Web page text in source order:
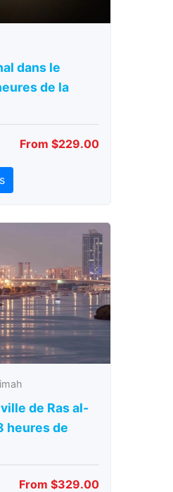
dans le
de la
From $229.00
de Ras al-
heures de
From $329.00